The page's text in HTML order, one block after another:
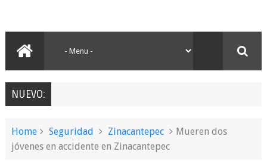
NUEVO:
Home Seguridad Zinacantepec
Mueren dos
jóvenes en accidente en Zinacantepec